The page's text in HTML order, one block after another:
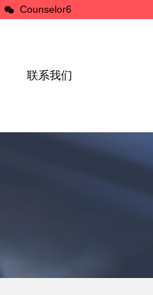
Counselor6
联系我们